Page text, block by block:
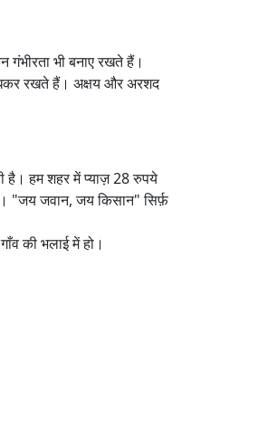
भी बनाए रखते हैं।
रखते हैं। अक्षय और अरशद
है। हम शहर में प्याज़ 28 रुपये
"जय जवान, जय किसान" सिर्फ़
की भलाई में हो।